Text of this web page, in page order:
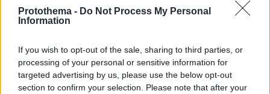
Protothema - Do Not Process My Personal
Information
If you wish to opt-out of the sale, sharing to third parties, or
processing of your personal or sensitive information for
targeted advertising by us, please use the below opt-out
section to confirm your selection. Please note that after your
Τουλάχιστον 12 νεκροί, δεκάδες τραυματίες μετά από
ισραηλινή επίθεση στη Βηρυτό - Στόχος υψηλόβαθμο
στέλεχος της Χεζμπολάχ (βίντεο)
20.09.2024, 16:48 58